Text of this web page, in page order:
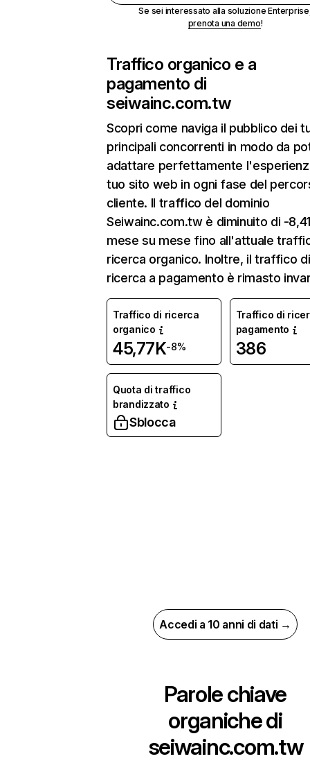
Se sei interessato alla soluzione
prenota una demo!
Traffico organico e a
pagamento di
seiwainc.com.tw
Scopri come naviga il pubblico dei
principali concorrenti in modo da
adattare perfettamente
tuo sito web in ogni fase del
cliente. Il traffico del dominio
Seiwainc.com.tw è diminuito di -
mese su mese fino all'attuale
ricerca organico. Inoltre, il traffico di
ricerca a pagamento è rimasto
Traffico di ricerca
organico
45,77K-8%
Traffico di
pagamento
386
Quota di traffico
brandizzato
Sblocca
Accedi a 10 anni di dati →
Parole chiave
organiche di
seiwainc.com.tw